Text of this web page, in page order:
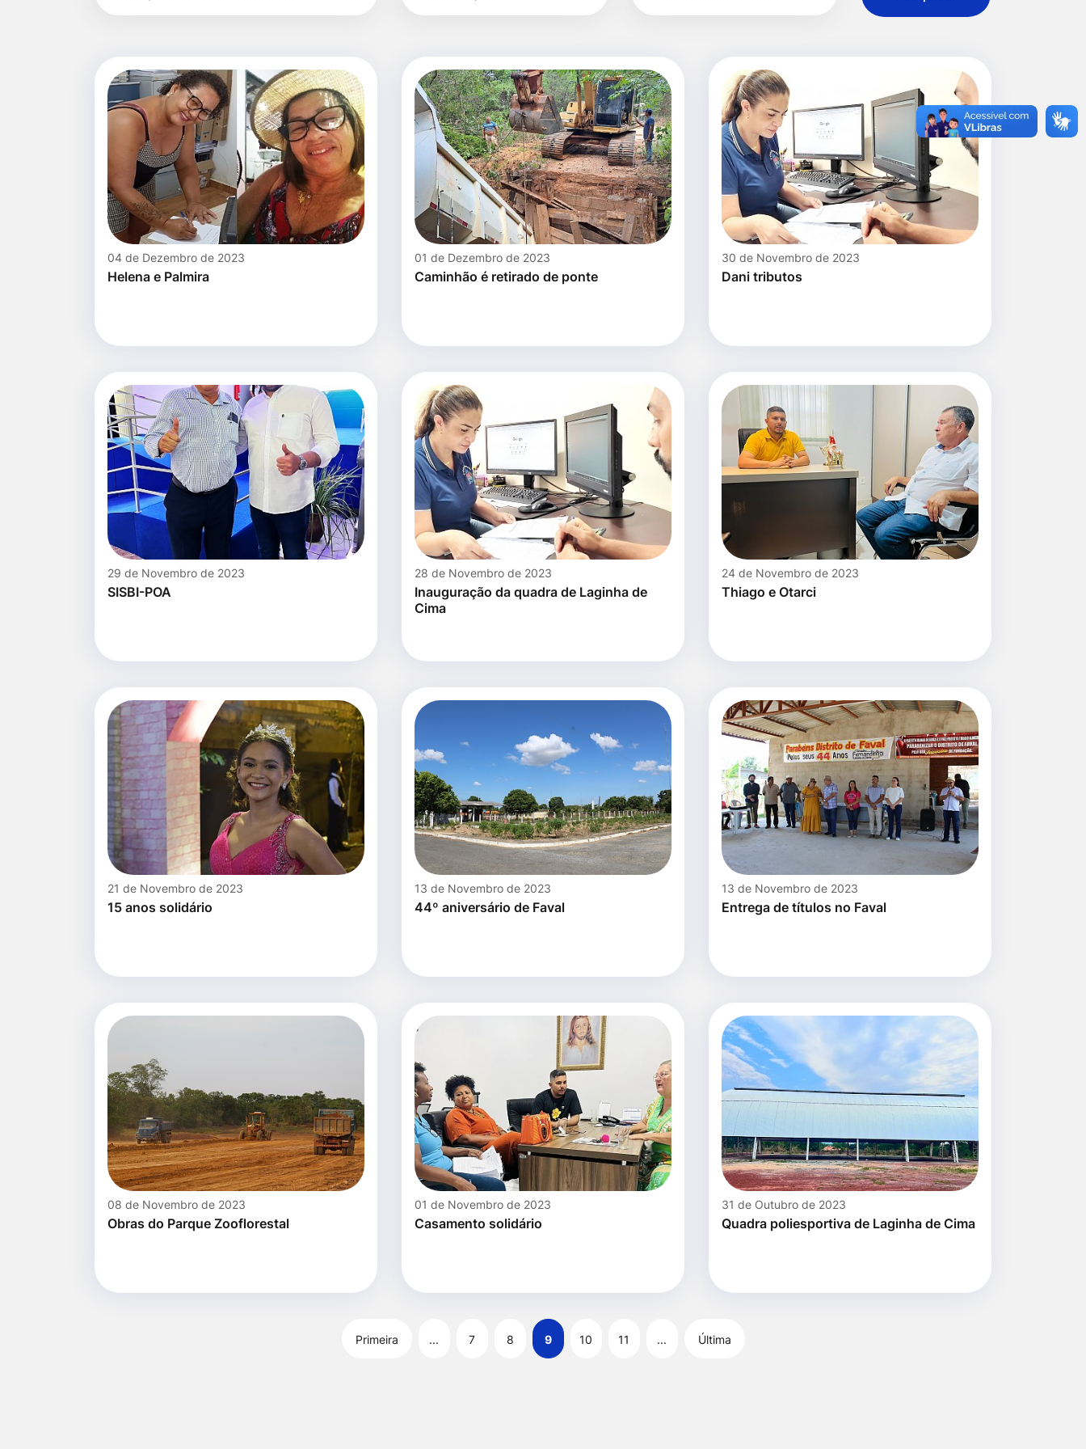
rodapé
[alt+4]
data
04 de Dezembro de 2023
Helena e Palmira
01 de Dezembro de 2023
Caminhão é retirado de ponte
30 de Novembro de 2023
Dani tributos
29 de Novembro de 2023
SISBI-POA
28 de Novembro de 2023
Inauguração da quadra de Laginha de
Cima
24 de Novembro de 2023
Thiago e Otarci
21 de Novembro de 2023
15 anos solidário
13 de Novembro de 2023
44º aniversário de Faval
13 de Novembro de 2023
Entrega de títulos no Faval
08 de Novembro de 2023
Obras do Parque Zooflorestal
01 de Novembro de 2023
Casamento solidário
31 de Outubro de 2023
Quadra poliesportiva de Laginha de Cima
Primeira ... 7 8 9 10 11 ... Última